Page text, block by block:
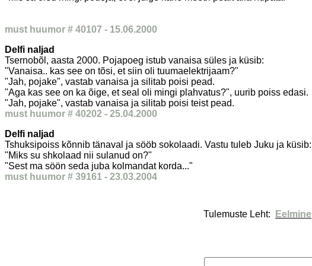
must huumor # 40107 - 15.06.2000
Delfi naljad
Tsernobõl, aasta 2000. Pojapoeg istub vanaisa süles ja küsib:
"Vanaisa.. kas see on tõsi, et siin oli tuumaelektrijaam?"
"Jah, pojake", vastab vanaisa ja silitab poisi pead.
"Aga kas see on ka õige, et seal oli mingi plahvatus?", uurib poiss edasi.
"Jah, pojake", vastab vanaisa ja silitab poisi teist pead.
must huumor # 40202 - 25.04.2000
Delfi naljad
Tshuksipoiss kõnnib tänaval ja sööb sokolaadi. Vastu tuleb Juku ja küsib:
"Miks su shkolaad nii sulanud on?"
"Sest ma söön seda juba kolmandat korda..."
must huumor # 39161 - 23.03.2004
Tulemuste Leht: Eelmine